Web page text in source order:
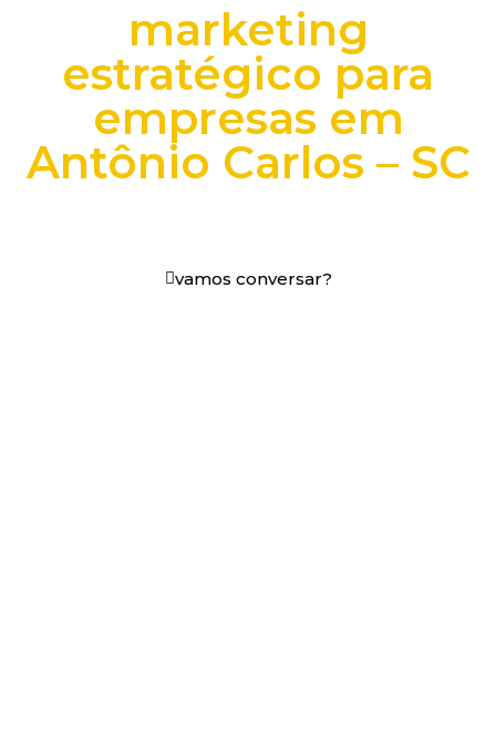
marketing
estratégico para
empresas em
Antônio Carlos – SC
vamos conversar?